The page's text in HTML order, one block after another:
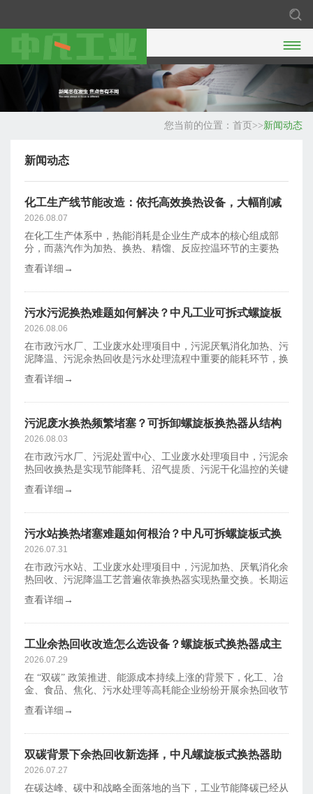

您当前的位置： 首页 >>新闻动态
新闻动态
化工生产线节能改造：依托高效换热设备，大幅削减
蒸汽消耗
2026.08.07
在化工生产体系中，热能消耗是企业生产成本的核心组成部
分，而蒸汽作为加热、换热、精馏、反应控温环节的主要热
查看详细→
污水污泥换热难题如何解决？中凡工业可拆式螺旋板
给出低碳方案
2026.08.06
在市政污水厂、工业废水处理项目中，污泥厌氧消化加热、污
泥降温、污泥余热回收是污水处理流程中重要的能耗环节，换
查看详细→
污泥废水换热频繁堵塞？可拆卸螺旋板换热器从结构
解决清洗难题
2026.08.03
在市政污水厂、污泥处置中心、工业废水处理项目中，污泥余
热回收换热是实现节能降耗、沼气提质、污泥干化温控的关键
查看详细→
污水站换热堵塞难题如何根治？中凡可拆螺旋板式换
热器适配污泥处理工况
2026.07.31
在市政污水站、工业废水处理项目中，污泥加热、厌氧消化余
热回收、污泥降温工艺普遍依靠换热器实现热量交换。长期运
查看详细→
工业余热回收改造怎么选设备？螺旋板式换热器成主
流节能装备
2026.07.29
在 “双碳” 政策推进、能源成本持续上涨的背景下，化工、冶
金、食品、焦化、污水处理等高耗能企业纷纷开展余热回收节
查看详细→
双碳背景下余热回收新选择，中凡螺旋板式换热器助
力企业节能降耗
2026.07.27
在碳达峰、碳中和战略全面落地的当下，工业节能降碳已经从